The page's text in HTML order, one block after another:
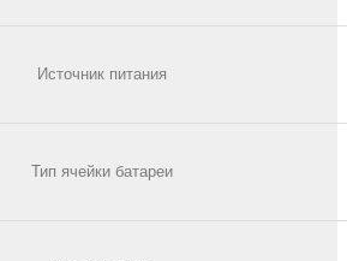
Источник питания
Тип ячейки батареи